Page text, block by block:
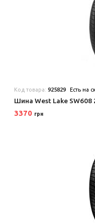
Код товара:925829 Есть на
Шина West Lake SW608
3370 грн